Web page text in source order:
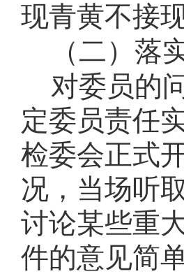
现青黄不接现
（二）落
对委员的
定委员责任
检委会正式
况，当场听
讨论某些重
件的意见简